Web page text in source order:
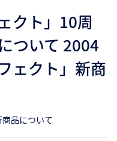
クト」10周
ついて 2004
ェクト」新商
品について